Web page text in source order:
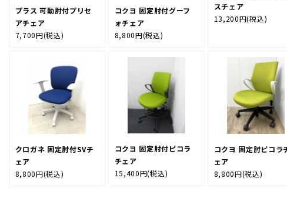
プラス 可動肘付プリセ
アチェア
7,700円(税込)
コクヨ 固定肘付グーフ
ォチェア
8,800円(税込)
スチェア
13,200円(税込)
クロガネ 固定肘付SVチ
ェア
8,800円(税込)
コクヨ 固定肘付ピコラ
チェア
15,400円(税込)
コクヨ 固定肘ピコラ
ェア
8,800円(税込)